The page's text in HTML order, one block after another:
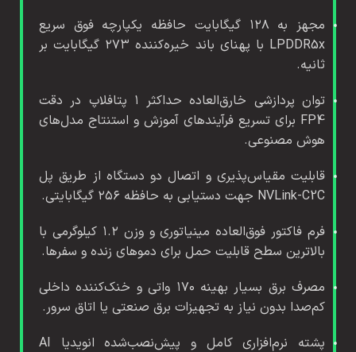
مجهز به ۱۲۸ گیگابایت حافظه یکپارچه فوق سریع
LPDDR5x با پهنای باند خیره‌کننده ۲۷۳ گیگابایت بر
ثانیه.
توان پردازشی خارق‌العاده حداکثر ۱ پتافلاپ در دقت
FP4 برای تسریع فرآیندهای آموزش و استنتاج مدل‌های
هوش مصنوعی.
قابلیت مقیاس‌پذیری و اتصال دو دستگاه از طریق پل
NVLink-C2C جهت دستیابی به حافظه ۲۵۶ گیگابایتی.
فرم فاکتور فوق‌العاده مینیاتوری و وزن ۱.۲ کیلوگرمی با
بالاترین سطح قابلیت حمل برای دموهای زنده و سفرها.
مصرف برق بسیار بهینه ۱۷۰ واتی و خنک‌کننده داخلی
کم‌صدا بدون نیاز به تجهیزات برق صنعتی یا اتاق سرور.
پشته نرم‌افزاری کامل و پیش‌نصب‌شده انویدیا AI